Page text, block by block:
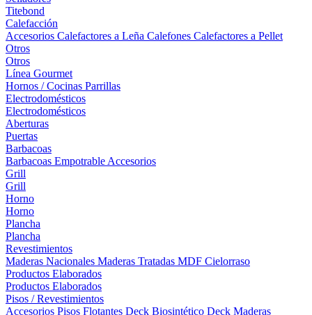
Titebond
Calefacción
Accesorios Calefactores a Leña Calefones Calefactores a Pellet
Otros
Otros
Línea Gourmet
Hornos / Cocinas Parrillas
Electrodomésticos
Electrodomésticos
Aberturas
Puertas
Barbacoas
Barbacoas Empotrable Accesorios
Grill
Grill
Horno
Horno
Plancha
Plancha
Revestimientos
Maderas Nacionales Maderas Tratadas MDF Cielorraso
Productos Elaborados
Productos Elaborados
Pisos / Revestimientos
Accesorios Pisos Flotantes Deck Biosintético Deck Maderas